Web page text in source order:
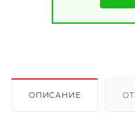
ОПИСАНИЕ